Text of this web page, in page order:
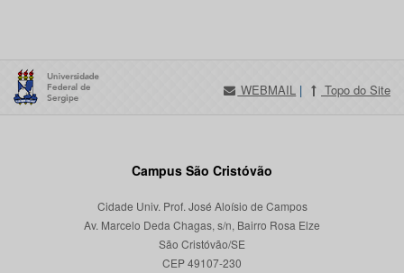
WEBMAIL | Topo do Site
Campus São Cristóvão
Cidade Univ. Prof. José Aloísio de Campos
Av. Marcelo Deda Chagas, s/n, Bairro Rosa Elze
São Cristóvão/SE
CEP 49107-230